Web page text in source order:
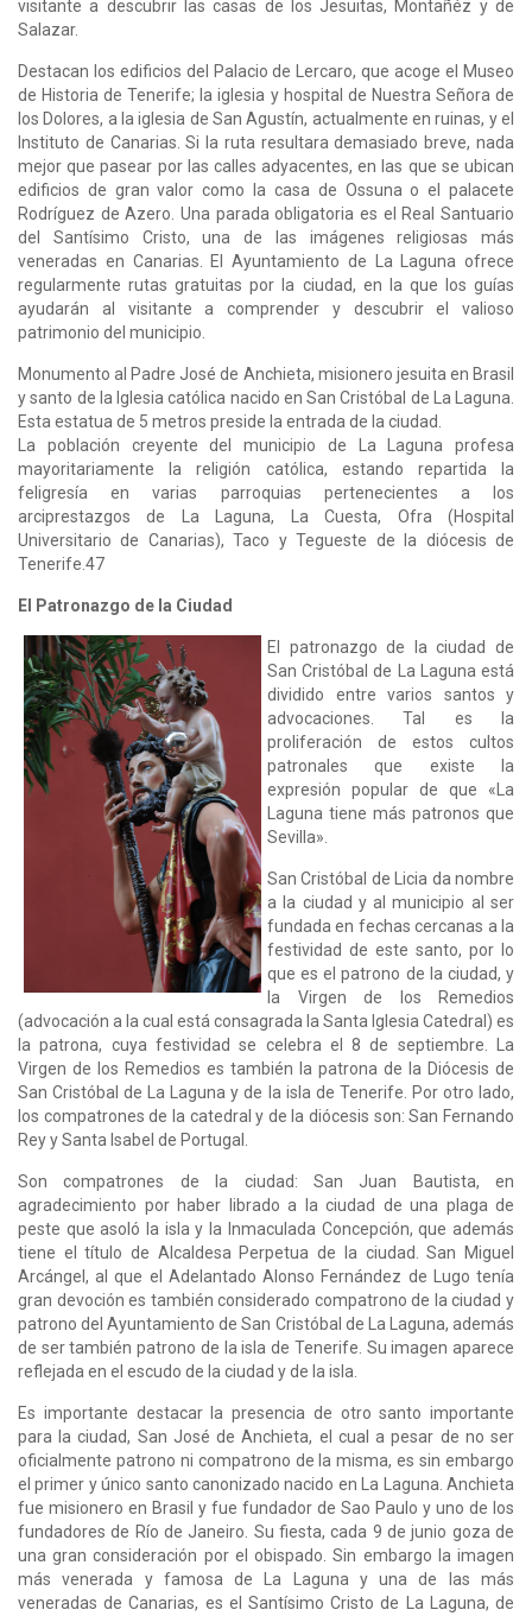
visitante a descubrir las casas de los Jesuitas, Montañéz y de
Salazar.
Destacan los edificios del Palacio de Lercaro, que acoge el Museo
de Historia de Tenerife; la iglesia y hospital de Nuestra Señora de
los Dolores, a la iglesia de San Agustín, actualmente en ruinas, y el
Instituto de Canarias. Si la ruta resultara demasiado breve, nada
mejor que pasear por las calles adyacentes, en las que se ubican
edificios de gran valor como la casa de Ossuna o el palacete
Rodríguez de Azero. Una parada obligatoria es el Real Santuario
del Santísimo Cristo, una de las imágenes religiosas más
veneradas en Canarias. El Ayuntamiento de La Laguna ofrece
regularmente rutas gratuitas por la ciudad, en la que los guías
ayudarán al visitante a comprender y descubrir el valioso
patrimonio del municipio.
Monumento al Padre José de Anchieta, misionero jesuita en Brasil
y santo de la Iglesia católica nacido en San Cristóbal de La Laguna.
Esta estatua de 5 metros preside la entrada de la ciudad.
La población creyente del municipio de La Laguna profesa
mayoritariamente la religión católica, estando repartida la
feligresía en varias parroquias pertenecientes a los
arciprestazgos de La Laguna, La Cuesta, Ofra (Hospital
Universitario de Canarias), Taco y Tegueste de la diócesis de
Tenerife.47​
El Patronazgo de la Ciudad
El patronazgo de la ciudad de
San Cristóbal de La Laguna está
dividido entre varios santos y
advocaciones. Tal es la
proliferación de estos cultos
patronales que existe la
expresión popular de que «La
Laguna tiene más patronos que
Sevilla».
San Cristóbal de Licia da nombre
a la ciudad y al municipio al ser
fundada en fechas cercanas a la
festividad de este santo, por lo
que es el patrono de la ciudad,​ y
la Virgen de los Remedios
(advocación a la cual está consagrada la Santa Iglesia Catedral) es
la patrona, cuya festividad se celebra el 8 de septiembre. La
Virgen de los Remedios es también la patrona de la Diócesis de
San Cristóbal de La Laguna y de la isla de Tenerife.​ Por otro lado,
los compatrones de la catedral y de la diócesis son: San Fernando
Rey​ y Santa Isabel de Portugal.​
Son compatrones de la ciudad: San Juan Bautista, en
agradecimiento por haber librado a la ciudad de una plaga de
peste que asoló la isla​ y la Inmaculada Concepción, que además
tiene el título de Alcaldesa Perpetua de la ciudad. San Miguel
Arcángel, al que el Adelantado Alonso Fernández de Lugo tenía
gran devoción es también considerado compatrono de la ciudad y
patrono del Ayuntamiento de San Cristóbal de La Laguna, además
de ser también patrono de la isla de Tenerife. Su imagen aparece
reflejada en el escudo de la ciudad y de la isla.​
Es importante destacar la presencia de otro santo importante
para la ciudad, San José de Anchieta, el cual a pesar de no ser
oficialmente patrono ni compatrono de la misma, es sin embargo
el primer y único santo canonizado nacido en La Laguna. Anchieta
fue misionero en Brasil y fue fundador de Sao Paulo y uno de los
fundadores de Río de Janeiro. Su fiesta, cada 9 de junio goza de
una gran consideración por el obispado. Sin embargo la imagen
más venerada y famosa de La Laguna y una de las más
veneradas de Canarias, es el Santísimo Cristo de La Laguna, de